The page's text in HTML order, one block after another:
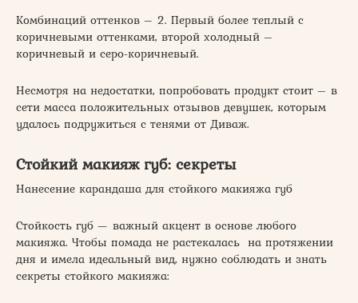
Комбинаций оттенков – 2. Первый более теплый с
коричневыми оттенками, второй холодный –
коричневый и серо-коричневый.
Несмотря на недостатки, попробовать продукт стоит – в
сети масса положительных отзывов девушек, которым
удалось подружиться с тенями от Диваж.
Стойкий макияж губ: секреты
Нанесение карандаша для стойкого макияжа губ
Стойкость губ — важный акцент в основе любого
макияжа. Чтобы помада не растекалась на протяжении
дня и имела идеальный вид, нужно соблюдать и знать
секреты стойкого макияжа: